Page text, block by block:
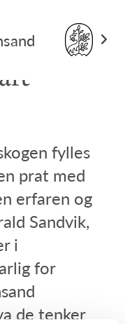
Jakt og bærekraft
fylles
prat med
erfaren og
Sandvik,
i
for
de tenker